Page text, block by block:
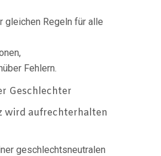
gleichen Regeln für alle
Fehlern.
Geschlechter
wird aufrechterhalten
geschlechtsneutralen